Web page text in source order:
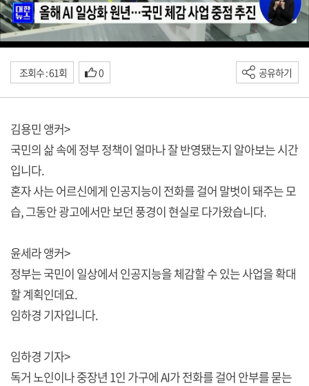
조회수 : 61회 0 공유하기
김용민 앵커>
국민의 삶 속에 정부 정책이 얼마나 잘 반영됐는지 알아보는 시간
입니다.
혼자 사는 어르신에게 인공지능이 전화를 걸어 말벗이 돼주는 모
습, 그동안 광고에서만 보던 풍경이 현실로 다가왔습니다.
윤세라 앵커>
정부는 국민이 일상에서 인공지능을 체감할 수 있는 사업을 확대
할 계획인데요.
임하경 기자입니다.
임하경 기자>
독거 노인이나 중장년 1인 가구에 AI가 전화를 걸어 안부를 묻는